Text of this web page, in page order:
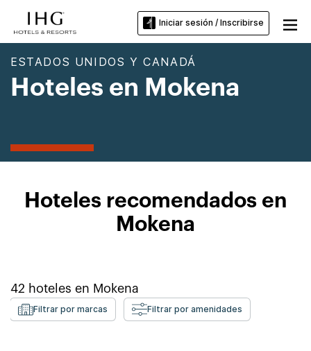
Iniciar sesión / Inscribirse
ESTADOS UNIDOS Y CANADÁ
Hoteles en Mokena
Hoteles recomendados en
Mokena
42 hoteles en Mokena
Filtrar por marcas Filtrar por amenidades